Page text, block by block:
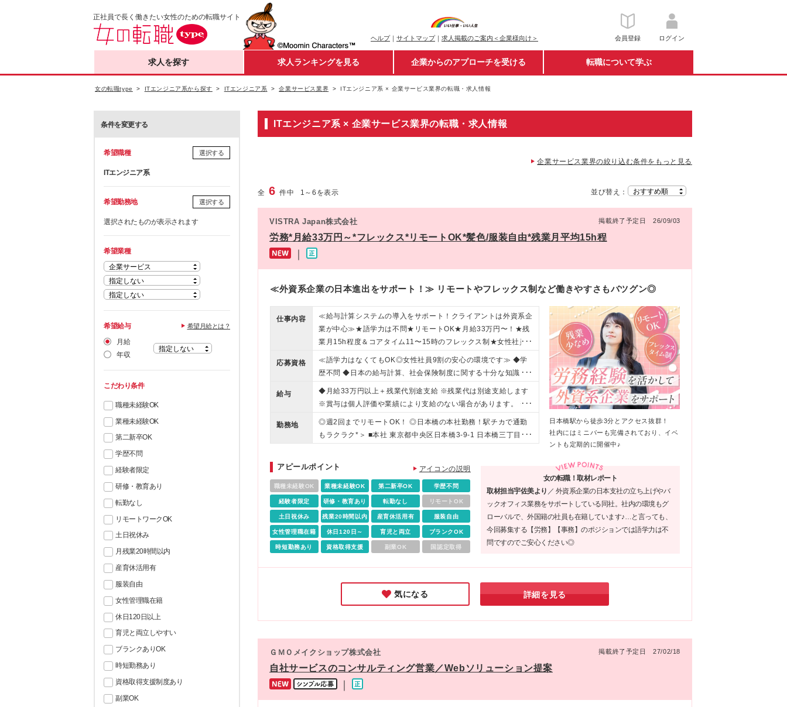
正社員で長く働きたい女性のための転職サイト
ヘルプ｜ サイトマップ｜ 求人掲載のご案内＜企業様向け＞ 会員登録 ログイン
求人を探す 求人ランキングを見る 企業からのアプローチを受ける 転職について学ぶ
女の転職type ITエンジニア系から探す ITエンジニア系 企業サービス業界 ITエンジニア系 × 企業サービス業界の転職・求人情報
条件を変更する
希望職種 選択する
ITエンジニア系
希望勤務地 選択する
選択されたものが表示されます
希望業種
希望給与 希望月給とは？
月給
年収
こだわり条件
職種未経験OK
業種未経験OK
第二新卒OK
学歴不問
経験者限定
研修・教育あり
転勤なし
リモートワークOK
土日祝休み
月残業20時間以内
産育休活用有
服装自由
女性管理職在籍
休日120日以上
育児と両立しやすい
ブランクありOK
時短勤務あり
資格取得支援制度あり
副業OK
ITエンジニア系 × 企業サービス業界の転職・求人情報
企業サービス業界の絞り込む条件をもっと見る
全6 件中 1 ～6 を表示 並び替え：
VISTRA Japan株式会社 掲載終了予定日 26/09/03
労務*月給33万円～*フレックス*リモートOK*髪色/服装自由*残業月平均15h程
≪外資系企業の日本進出をサポート！≫ リモートやフレックス制など働きやすさもバツグン◎
仕事内容
≪給与計算システムの導入をサポート！クライアントは外資系企
業が中心≫★語学力は不問★リモートOK★月給33万円〜！★残
業月15h程度＆コアタイム11〜15時のフレックス制★女性社員
が9割★産育休活用実績多数
応募資格
≪語学力はなくてもOK◎女性社員9割の安心の環境です≫ ◆学
歴不問 ◆日本の給与計算、社会保険制度に関する十分な知識 ※
実務経験2年以上を想定 ◆Microsoft Office(特にExcel)の中級レ
ベル以上のスキル ≪こんな方にピッタリ≫ ★事業会社での経験
を活かし、より専門性を高めたい方 ★グローバルな環境で働き
たい方 ★チームワークを大切にできる方
給与
◆月給33万円以上＋残業代別途支給 ※残業代は別途支給します
※賞与は個人評価や業績により支給のない場合があります。 ※
試用期間（6ヶ月間）中の雇用形態や待遇に差異はありません ---
----------- ◎想定年収：400～600万円 ◎頑張りはしっかり還元!
昇給は年1回のチャンスがあります。 また、業績に応じて決算賞
す。
勤務地
◎週2回までリモートOK！ ◎日本橋の本社勤務！駅チカで通勤
もラクラク*＞ ■本社 東京都中央区日本橋3-9-1 日本橋三丁目ス
日本橋駅から徒歩3分とアクセス抜群！
社内にはミニバーも完備されており、イベ
ントも定期的に開催中♪
アピールポイント アイコンの説明
職種未経験OK 業種未経験OK 第二新卒OK 学歴不問
経験者限定 研修・教育あり 転勤なし リモートOK
土日祝休み 残業20時間以内 産育休活用有 服装自由
女性管理職在籍 休日120日～ 育児と両立 ブランクOK
時短勤務あり 資格取得支援 副業OK 国認定取得
女の転職！取材レポート
取材担当宇佐美より ／ 外資系企業の日本支社の立ち上げやバ
ックオフィス業務をサポートしている同社。社内の環境もグ
ローバルで、外国籍の社員も在籍しています♪…と言っても、
今回募集する【労務】【事務】のポジションでは語学力は不
問ですのでご安心ください◎
気になる 詳細を見る
ＧＭＯメイクショップ株式会社 掲載終了予定日 27/02/18
自社サービスのコンサルティング営業／Webソリューション提案